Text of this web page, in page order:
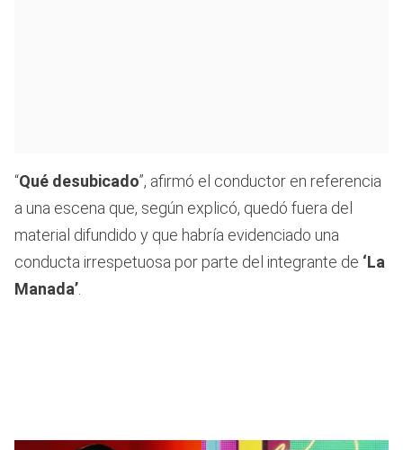
“Qué desubicado”, afirmó el conductor en referencia
a una escena que, según explicó, quedó fuera del
material difundido y que habría evidenciado una
conducta irrespetuosa por parte del integrante de ‘La
Manada’